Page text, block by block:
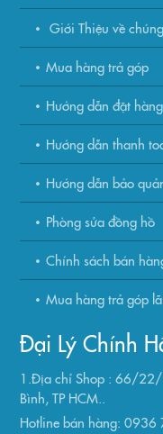
Giới Thiệu về
Mua hàng trả góp
Hướng dẫn đặt hàng
Hướng dẫn thanh
Hướng dẫn bảo
Phòng sửa đồng hồ
Chính sách bán
Mua hàng trả góp
Đại Lý Chính
1.Địa chỉ Shop : 66/22/
Bình, TP HCM..
Hotline bán hàng: